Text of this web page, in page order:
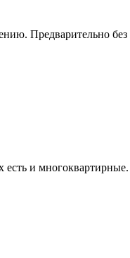
Предварительно без
и многоквартирные.